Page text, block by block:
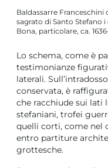
Baldassarre
sagrato di Santo Stefano
Bona, particolare, ca.
Lo schema, come è
testimonianze
laterali.
conservata, è
che racchiude sui
stefaniani, trofei
quelli corti, come nel
entro partiture
grottesche.